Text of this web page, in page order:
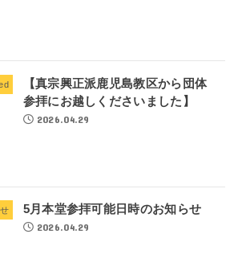
【真宗興正派鹿児島教区から団体
参拝にお越しくださいました】
2026.04.29
5月本堂参拝可能日時のお知らせ
2026.04.29